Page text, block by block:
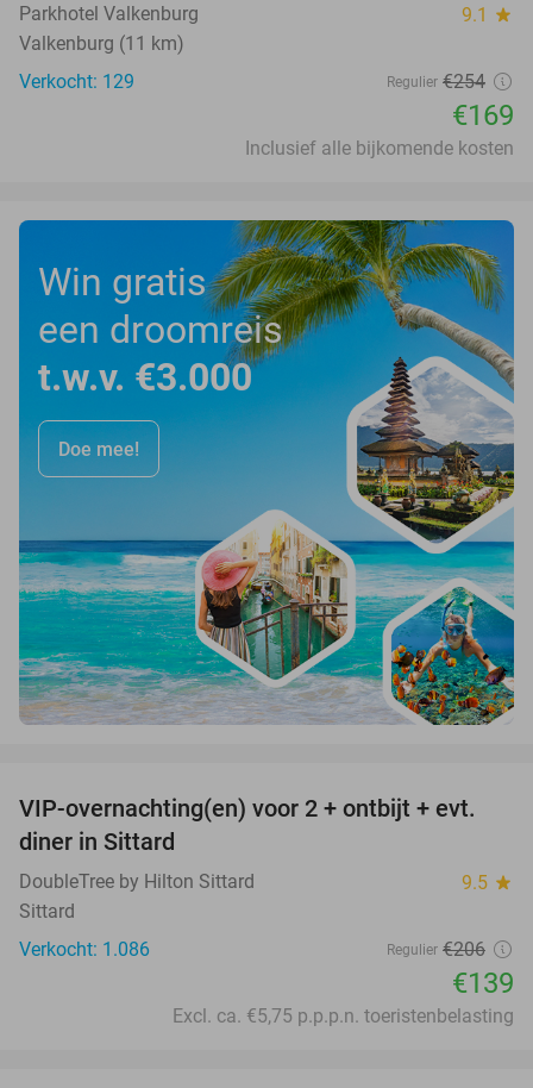
Parkhotel Valkenburg 9.1 star
Valkenburg (11 km)
Verkocht: 129
Regulier €254
€169
Inclusief alle bijkomende kosten
Win gratis
een droomreis
t.w.v. €3.000
Doe mee!
33%
VIP-overnachting(en) voor 2 + ontbijt + evt.
diner in Sittard
DoubleTree by Hilton Sittard 9.5 star
Sittard
Verkocht: 1.086
Regulier €206
€139
Excl. ca. €5,75 p.p.p.n. toeristenbelasting